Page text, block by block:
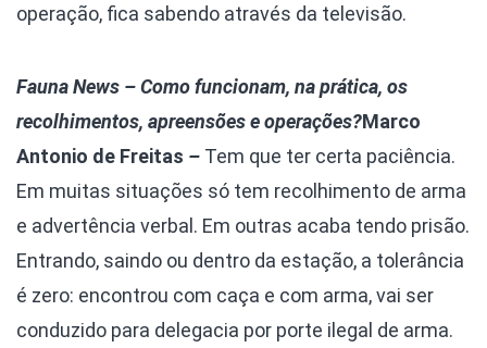
operação, fica sabendo através da televisão.
Fauna News –Como funcionam, na prática, os
recolhimentos, apreensões e operações?Marco
Antonio de Freitas – Tem que ter certa paciência.
Em muitas situações só tem recolhimento de arma
e advertência verbal. Em outras acaba tendo prisão.
Entrando, saindo ou dentro da estação, a tolerância
é zero: encontrou com caça e com arma, vai ser
conduzido para delegacia por porte ilegal de arma.